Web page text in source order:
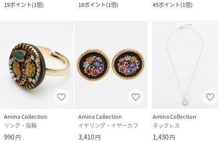
19ポイント(1倍)
18ポイント(1倍)
45ポイント(1倍)
Amina Collection
リング・指輪
990円
Amina Collection
イヤリング・イヤーカフ
3,410円
Amina Collection
ネックレス
1,430円